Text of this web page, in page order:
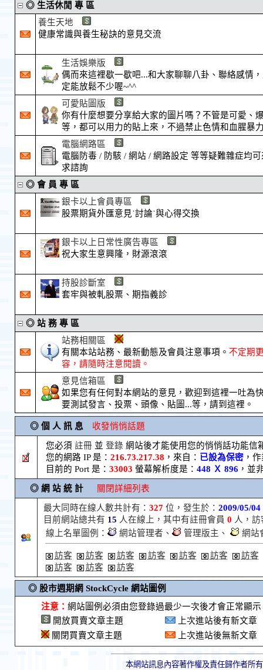
◎ 生活休閒 專 區
養生天地
健康常識與養生秘訣的意見交流
生活娛樂版
偶而來這裡歇一歇吧...和大家聊聊八卦、聯絡感情
定能放鬆不少喔~^^
可愛貼圖版
你有什麼想要分享給大家的圖片嗎？不管是可愛、
等，都可以用力的貼上來，不過禁止色情和血腥暴
電腦網路區
電腦防毒 / 防駭 / 網站 / 網路設定 等等疑難雜症均
求諮詢
◎ 會 員 專 區
銀卡以上會員專區
股票期貨外匯意見˙討論˙與心得交換
銀卡以上日常性廣告專區
祝大家生意興隆，財源滾滾
持股診斷室
套牢與被軋股票、期指義診
◎ 站 務 專 區
站務相關區
有關本站站務、最新動態及會員注意事項。 不定期
容，請隨時注意閱讀。
意見信箱區
如果您有任何對本網站的意見，歡迎到這裡一吐為
要測試發言、投票、頭像、貼圖...等，請到這裡。
◎ 個 人 訊 息 收發悄悄話題
您必須 註冊 並 登錄 網站後才能使用您的悄悄話功能信
您的網路 IP 是： 216.73.217.38 ，來自： 已設為保密，作
目前的 Port 是： 33003 螢幕解析度是： 448 Ｘ 896 ，並
◎ 網 站 統 計 關閉詳細列表
最大同時在線人數共計有： 327位，發生於： 2009/05/04
目前網站總共有 15 人在線上，其中有註冊會員 0 人，
線上名單圖例：
網站管理者、 管理版主、 網站
訪客 訪客 訪客 訪客 訪客 訪客
訪客
訪客
訪客 訪客
◎ 股市週期網 StockCycle 網站圖例
注意： 網站圖例必須由您登錄過最少一次後才會正常顯示
開放買賣文章主題
上次進站後有新文章
關閉買賣文章主題
上次進站後無新文章
本網站訊息內容著作權及責任歸作者所